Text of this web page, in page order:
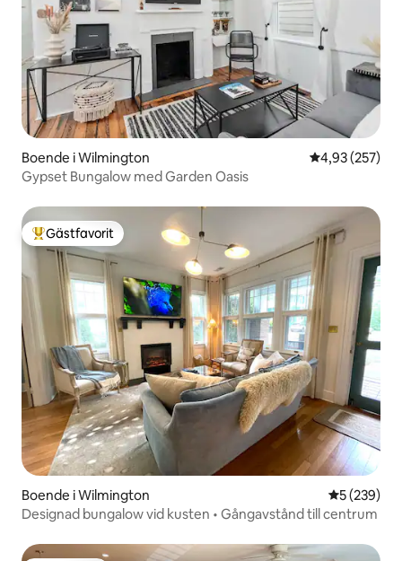
Boende i Wilmington 4,93 av 5 i
4,93 (257)
Gypset Bungalow med Garden Oasis
Populär gästfavorit
Gästfavorit
Boende i Wilmington 5 av 5 i
5 (239)
Designad bungalow vid kusten • Gångavstånd till centrum